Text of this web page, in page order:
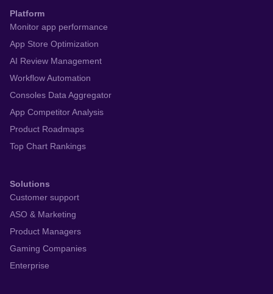
Platform
Monitor app performance
App Store Optimization
AI Review Management
Workflow Automation
Consoles Data Aggregator
App Competitor Analysis
Product Roadmaps
Top Chart Rankings
Solutions
Customer support
ASO & Marketing
Product Managers
Gaming Companies
Enterprise